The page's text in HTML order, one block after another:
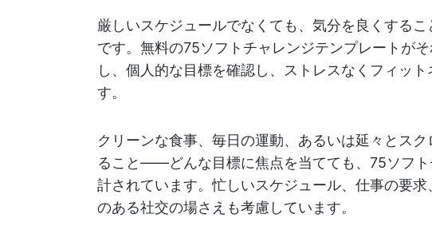
厳しいスケジュールでなくても、気分を良くする
です。無料の75ソフトチャレンジテンプレートが
し、個人的な目標を確認し、ストレスなくフィッ
す。
クリーンな食事、毎日の運動、あるいは延々とス
ること——どんな目標に焦点を当てても、75ソフ
計されています。忙しいスケジュール、仕事の要
のある社交の場さえも考慮しています。